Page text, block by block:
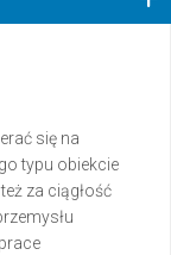
się na
typu obiekcie
za ciągłość